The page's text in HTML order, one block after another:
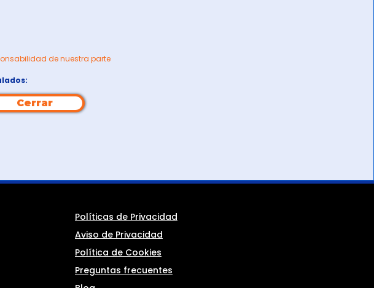
de nuestra parte
Cerrar
Políticas de Privacidad
Aviso de Privacidad
Política de Cookies
Preguntas frecuentes